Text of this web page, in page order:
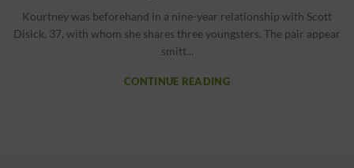
Kourtney was beforehand in a nine-year relationship with Scott
Disick, 37, with whom she shares three youngsters. The pair appear
smitt...
CONTINUE READING